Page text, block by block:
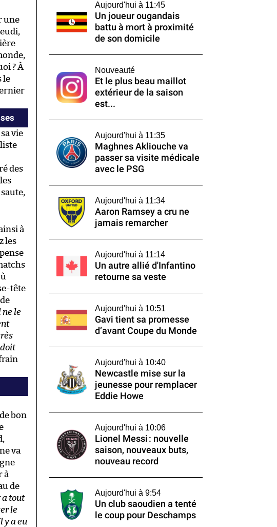
une
? À
le
vie
des
à
les
tête
ne le
bon
va
à
de
a tout
le
y a eu
Aujourd'hui à 11:45
Un joueur ougandais
battu à mort à proximité
de son domicile
Nouveauté
Et le plus beau maillot
extérieur de la saison
est...
Aujourd'hui à 11:35
Maghnes Akliouche va
passer sa visite médicale
avec le PSG
Aujourd'hui à 11:34
Aaron Ramsey a cru ne
jamais remarcher
Aujourd'hui à 11:14
Un autre allié d'Infantino
retourne sa veste
Aujourd'hui à 10:51
Gavi tient sa promesse
d’avant Coupe du Monde
Aujourd'hui à 10:40
Newcastle mise sur la
jeunesse pour remplacer
Eddie Howe
Aujourd'hui à 10:06
Lionel Messi : nouvelle
saison, nouveaux buts,
nouveau record
Aujourd'hui à 9:54
Un club saoudien a tenté
le coup pour Deschamps